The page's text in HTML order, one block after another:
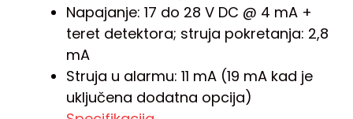
Napajanje: 17 do 28 V DC @ 4 mA +
teret detektora; struja pokretanja: 2,8
mA
Struja u alarmu: 11 mA (19 mA kad je
uključena dodatna opcija)